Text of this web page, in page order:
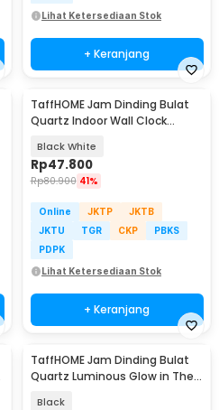
Lihat Ketersediaan Stok
+ Keranjang
TaffHOME Jam Dinding Bulat
Quartz Indoor Wall Clock
Black White
Rp47.800
Rp80.900 41%
Online JKTP
JKTB
JKTU
TGR CKP
PBKS
PDPK
Lihat Ketersediaan Stok
+ Keranjang
TaffHOME Jam Dinding Bulat
Quartz Luminous Glow in The
Black